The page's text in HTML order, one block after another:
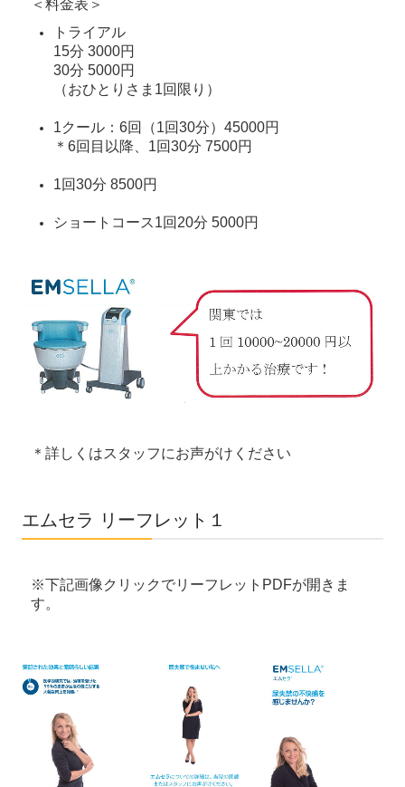
＜料金表＞
トライアル
15分 3000円
30分 5000円
（おひとりさま1回限り）
1クール：6回（1回30分）45000円
＊6回目以降、1回30分 7500円
1回30分8500円
ショートコース1回20分 5000円
＊詳しくはスタッフにお声がけください
エムセラ リーフレット１
※下記画像クリックでリーフレットPDFが開きま
す。